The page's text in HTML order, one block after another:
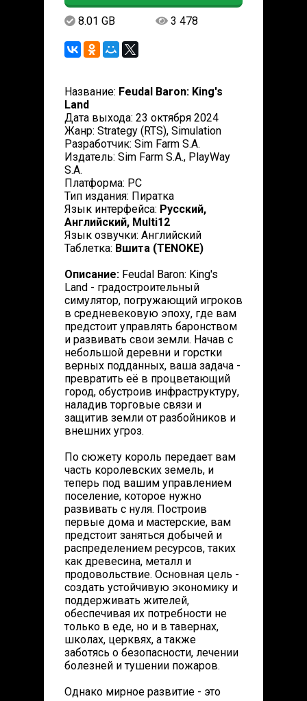
8.01 GB 3 478
Название: Feudal Baron: King's
Land
Дата выхода: 23 октября 2024
Жанр: Strategy (RTS), Simulation
Разработчик: Sim Farm S.A.
Издатель: Sim Farm S.A., PlayWay
S.A.
Платформа: PC
Тип издания: Пиратка
Язык интерфейса: Русский,
Английский, Multi12
Язык озвучки: Английский
Таблетка: Вшита (TENOKE)
Описание: Feudal Baron: King's
Land - градостроительный
симулятор, погружающий игроков
в средневековую эпоху, где вам
предстоит управлять баронством
и развивать свои земли. Начав с
небольшой деревни и горстки
верных подданных, ваша задача -
превратить её в процветающий
город, обустроив инфраструктуру,
наладив торговые связи и
защитив земли от разбойников и
внешних угроз.
По сюжету король передает вам
часть королевских земель, и
теперь под вашим управлением
поселение, которое нужно
развивать с нуля. Построив
первые дома и мастерские, вам
предстоит заняться добычей и
распределением ресурсов, таких
как древесина, металл и
продовольствие. Основная цель -
создать устойчивую экономику и
поддерживать жителей,
обеспечивая их потребности не
только в еде, но и в тавернах,
школах, церквях, а также
заботясь о безопасности, лечении
болезней и тушении пожаров.
Однако мирное развитие - это